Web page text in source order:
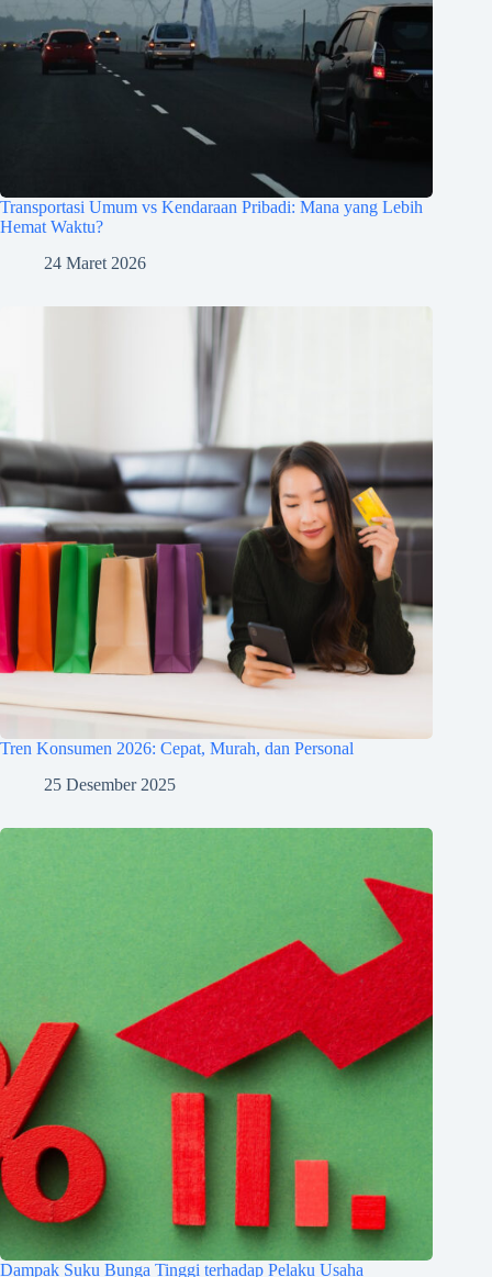
Transportasi Umum vs Kendaraan Pribadi: Mana yang Lebih
Hemat Waktu?
24 Maret 2026
Tren Konsumen 2026: Cepat, Murah, dan Personal
25 Desember 2025
Dampak Suku Bunga Tinggi terhadap Pelaku Usaha